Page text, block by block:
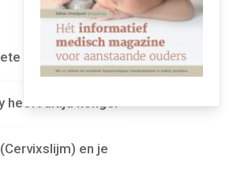
gids
heeft altijd honger
en je